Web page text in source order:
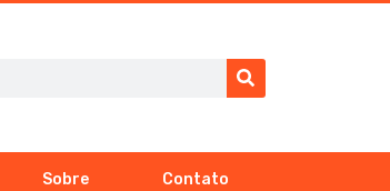
Sobre Contato